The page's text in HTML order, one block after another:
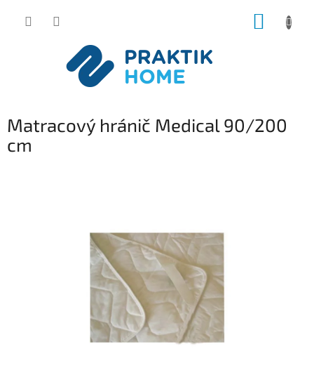
Matracový hránič Medical 90/200
cm